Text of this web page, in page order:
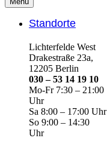
Standorte
Lichterfelde West
Drakestraße 23a,
12205 Berlin
030 – 53 14 19 10
Mo-Fr 7:30 – 21:00
Uhr
Sa 8:00 – 17:00 Uhr
So 9:00 – 14:30
Uhr